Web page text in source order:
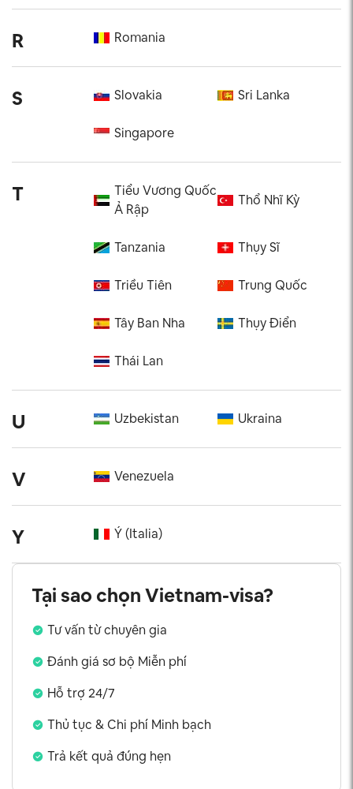
R Romania
S Slovakia Sri Lanka
Singapore
T
Tiểu Vương Quốc
Ả Rập
Thổ Nhĩ Kỳ
Tanzania Thụy Sĩ
Triều Tiên Trung Quốc
Tây Ban Nha Thụy Điển
Thái Lan
U Uzbekistan Ukraina
V Venezuela
Y Ý (Italia)
Tại sao chọn Vietnam-visa?
Tư vấn từ chuyên gia
Đánh giá sơ bộ Miễn phí
Hỗ trợ 24/7
Thủ tục & Chi phí Minh bạch
Trả kết quả đúng hẹn